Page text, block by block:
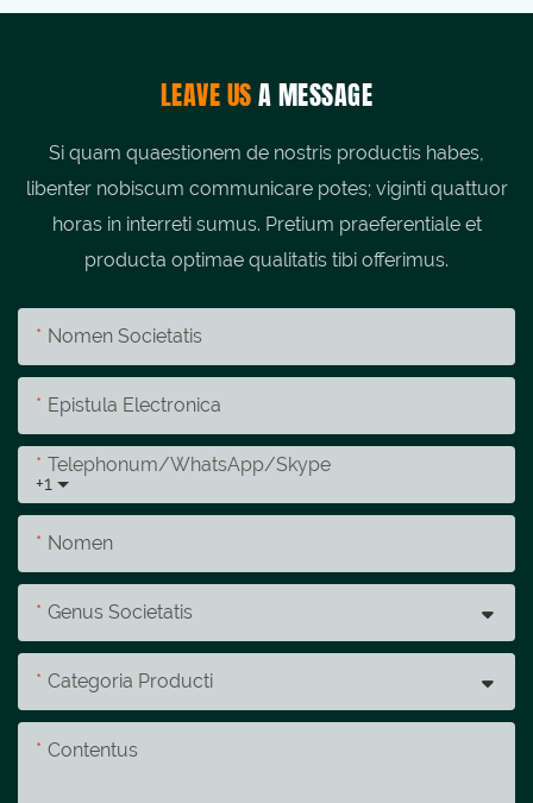
LEAVE USA MESSAGE
Si quam quaestionem de nostris productis habes,
libenter nobiscum communicare potes; viginti quattuor
horas in interreti sumus. Pretium praeferentiale et
producta optimae qualitatis tibi offerimus.
Nomen Societatis
Epistula Electronica
+1
Telephonum/whatsApp/skype
Nomen
Genus Societatis
Categoria Producti
Contentus